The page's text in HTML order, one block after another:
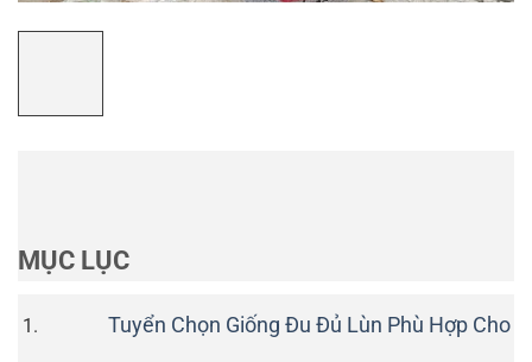
MỤC LỤC
Tuyển Chọn Giống Đu Đủ Lùn Phù Hợp Cho